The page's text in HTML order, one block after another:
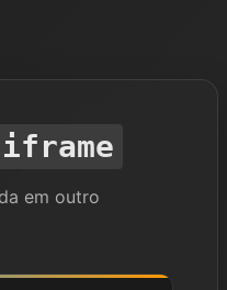
iframe
em outro